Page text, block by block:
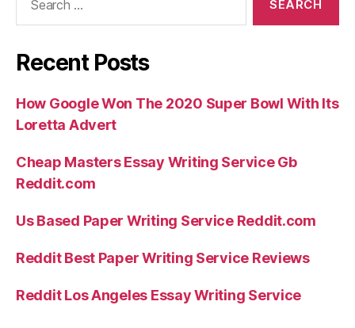
Recent Posts
How Google Won The 2020 Super Bowl With Its
Loretta Advert
Cheap Masters Essay Writing Service Gb
Reddit.com
Us Based Paper Writing Service Reddit.com
Reddit Best Paper Writing Service Reviews
Reddit Los Angeles Essay Writing Service